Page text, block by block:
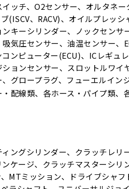
ッチ、O2センサー、オルタネ
(ISCV、RACV)、オイルプレッ
キーシリンダー、ノックセン
気圧センサー、油温センサー、
ンピューター(ECU)、ICレギュ
ョンセンサー、スロットルワイ
グロープラグ、フューエルイ
配線類、各ホース・パイプ類、
ングシリンダー、クラッチレリ
ケージ、クラッチマスターシ
MTミッション、ドライブシャ